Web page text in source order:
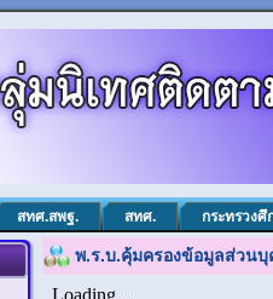
สทศ.สพฐ. สทศ. กระทรวงศึ
พ.ร.บ.คุ้มครองข้อมูลส่วนบุ